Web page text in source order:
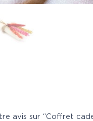
avis sur “Coffret